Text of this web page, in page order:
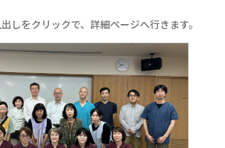
しをクリックで、詳細ページへ行きます。